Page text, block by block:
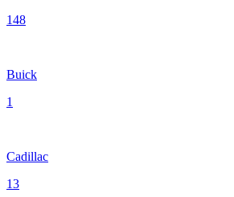
148
Buick
1
Cadillac
13